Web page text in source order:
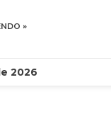
»
2026